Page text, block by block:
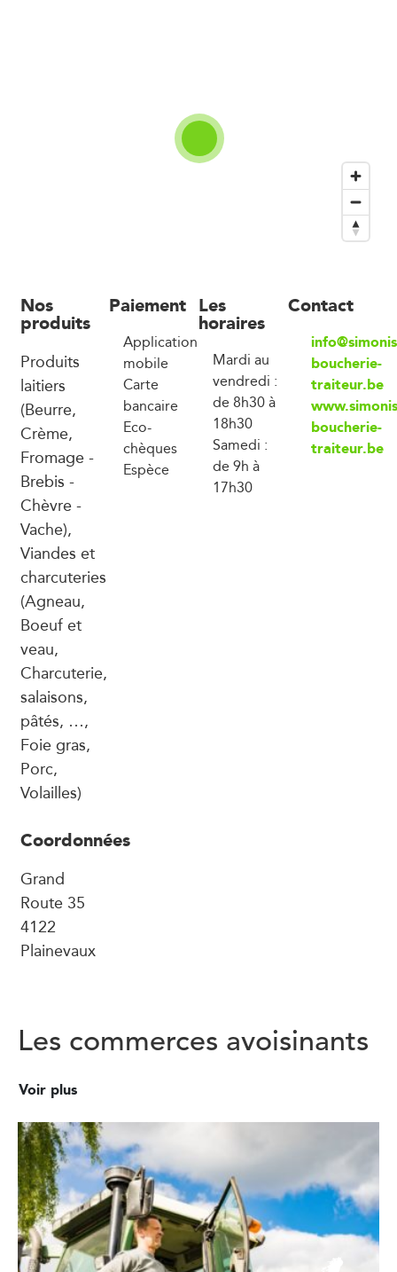
Nos
produits
Produits
laitiers
(Beurre,
Crème,
Fromage -
Brebis -
Chèvre -
Vache),
Viandes et
charcuteries
(Agneau,
Boeuf et
veau,
Charcuterie,
salaisons,
pâtés, …,
Foie gras,
Porc,
Volailles)
Paiement
Application
mobile
Carte
bancaire
Eco-
chèques
Espèce
Les
horaires
Mardi au
vendredi :
de 8h30 à
18h30
Samedi :
de 9h à
17h30
Contact
boucherie-
traiteur.be
boucherie-
traiteur.be
Coordonnées
Grand
Route 35
4122
Plainevaux
Les commerces avoisinants
Voir plus